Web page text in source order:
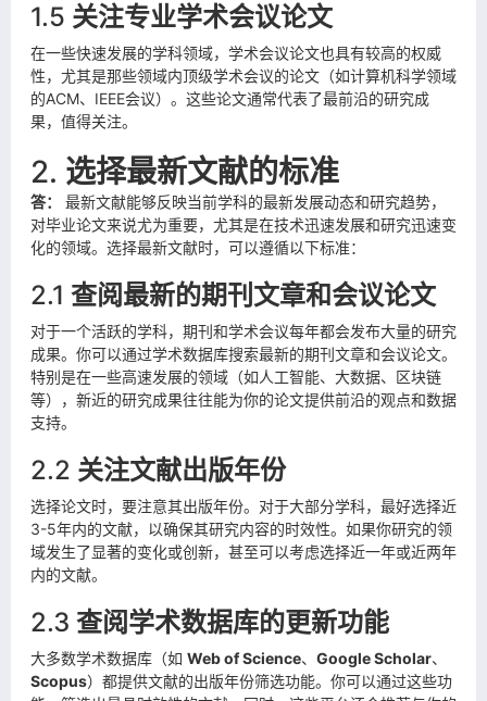
1.5 关注专业学术会议论文
在一些快速发展的学科领域，学术会议论文也具有较高的权威
性，尤其是那些领域内顶级学术会议的论文（如计算机科学领域
的ACM、IEEE会议）。这些论文通常代表了最前沿的研究成
果，值得关注。
2. 选择最新文献的标准
答：
最新文献能够反映当前学科的最新发展动态和研究趋势，
对毕业论文来说尤为重要，尤其是在技术迅速发展和研究迅速变
化的领域。选择最新文献时，可以遵循以下标准：
2.1 查阅最新的期刊文章和会议论文
对于一个活跃的学科，期刊和学术会议每年都会发布大量的研究
成果。你可以通过学术数据库搜索最新的期刊文章和会议论文。
特别是在一些高速发展的领域（如人工智能、大数据、区块链
等），新近的研究成果往往能为你的论文提供前沿的观点和数据
支持。
2.2 关注文献出版年份
选择论文时，要注意其出版年份。对于大部分学科，最好选择近
3-5年内的文献，以确保其研究内容的时效性。如果你研究的领
域发生了显著的变化或创新，甚至可以考虑选择近一年或近两年
内的文献。
2.3 查阅学术数据库的更新功能
大多数学术数据库（如 Web of Science、 Google Scholar、
Scopus）都提供文献的出版年份筛选功能。你可以通过这些功